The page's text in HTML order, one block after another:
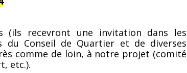
(ils recevront une invitation dans les
du Conseil de Quartier et de diverses
comme de loin, à notre projet (comité
etc.).